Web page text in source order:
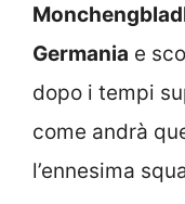
Germania e
dopo i tempi
come andrà
l’ennesima